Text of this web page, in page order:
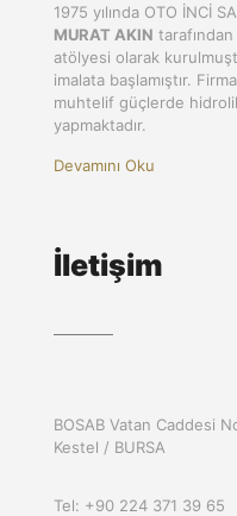
1975 yılında OTO İNCİ
MURAT AKIN
atölyesi olarak
imalata başlamıştır.
muhtelif güçlerde
yapmaktadır.
Devamını Oku
İletişim
BOSAB Vatan Caddesi
Kestel / BURSA
Tel: +90 224 371 39 65